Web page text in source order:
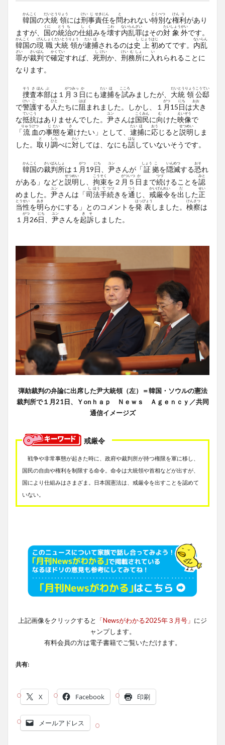
韓
かん
国
こく
の大
だい
統
とう
領
りょう
には刑
けい
事
じ
責
せき
任
にん
を問
と
われない特
とく
別
べつ
な権
けん
利
り
があり
ますが、 国
くに
の統
とう
治
ち
の仕
し
組
く
みを壊
こわ
す内
ない
乱
らん
罪
ざい
はその対
たい
象
しょう
外
がい
です。
韓
かん
国
こく
の現
げん
職
しょく
大
だい
統
とう
領
りょう
が逮
たい
捕
ほ
されるのは史
し
上
じょう
初
はじ
めてです。 内
ない
乱
らん
罪
ざい
が裁
さい
判
ばん
で確
かく
定
てい
すれば、 死
し
刑
けい
か、 刑
けい
務
む
所
しょ
に 入
い
れられることに
なります。
捜
そう
査
さ
本
ほん
部
ぶ
は１ 月
がつ
３
みっ
日
か
にも逮
たい
捕
ほ
を試
こころ
みましたが、 大
だい
統
とう
領
りょう
公
こう
邸
てい
で警
けい
護
ご
する 人
ひと
たちに阻
はば
まれました。しかし、１ 月
がつ
15日
にち
は大
おお
き
な抵
てい
抗
こう
はありませんでした。 尹
ユン
さんは国
こく
民
みん
に向
む
けた映
えい
像
ぞう
で
「流
りゅう
血
けつ
の事
じ
態
たい
を避
さ
けたい」として、 逮
たい
捕
ほ
に応
おう
じると説
せつ
明
めい
しま
した。 取
と
り調
しら
べに対
たい
しては、なにも話
はな
していないそうです。
韓
かん
国
こく
の裁
さい
判
ばん
所
しょ
は１ 月
がつ
19日
にち
尹
ユン
さんが「証
しょう
拠
こ
を隠
いん
滅
めつ
する恐
おそ
れ
がある」などと説
せつ
明
めい
し、 拘
こう
束
そく
を２ 月
がつ
５
いつ
日
か
まで続
つづ
けることを認
みと
めました。 尹
ユン
さんは「司
し
法
ほう
手
て
続
つづ
きを通
つう
じ、 戒
かい
厳
げん
令
れい
を出
だ
した正
せい
当
とう
性
せい
を明
あき
らかにする」とのコメントを発
はっ
表
ぴょう
しました。 検察
けんさつ
は
１ 月
がつ
26日
にち
尹
ユン
さんを起
き
訴
そ
しました。
弾劾裁判の弁論に出席した尹大統領（左）＝韓国・ソウルの憲法
裁判所で１月21日、Ｙonｈａｐ Ｎｅｗｓ Ａｇｅｎｃｙ／共同
通信イメージズ
戒厳令
戦争や非常事態が起きた時に、政府や裁判所が持つ権限を軍に移し、
国民の自由や権利を制限する命令。命令は大統領や首相などが出すが、
国により仕組みはさまざま。日本国憲法は、戒厳令を出すことを認めて
いない。
上記画像をクリックすると 「Newsがわかる2025年３月号」 にジ
ャンプします。
有料会員の方は電子書籍でご覧いただけます。
共有:
X Facebook 印刷
メールアドレス